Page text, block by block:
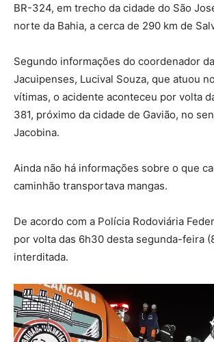
BR-324, em trecho da cidade do São
norte da Bahia, a cerca de 290 km de
Segundo informações do coordenador
Jacuipenses, Lucival Souza, que atuou
vítimas, o acidente aconteceu por volta
381, próximo da cidade de Gavião, no
Jacobina.
Ainda não há informações sobre o que
caminhão transportava mangas.
De acordo com a Polícia Rodoviária
por volta das 6h30 desta segunda-feira
interditada.